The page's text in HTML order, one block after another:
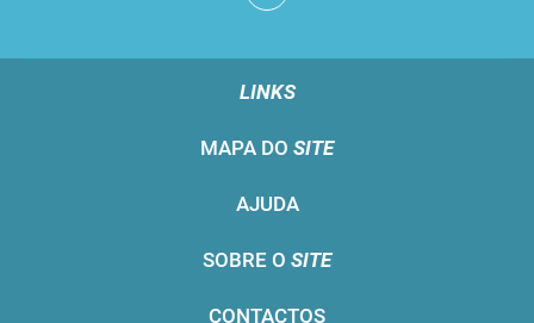
LINKS
MAPA DO SITE
AJUDA
SOBRE O SITE
CONTACTOS